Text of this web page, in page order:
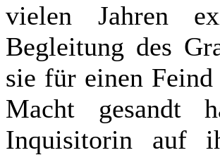
vielen Jahren
Begleitung des
sie für einen
Macht gesandt
Inquisitorin auf